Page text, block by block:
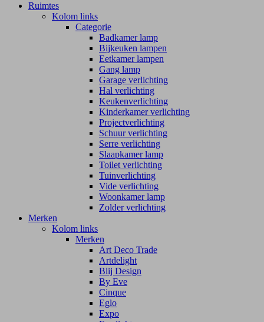
Ruimtes
Kolom links
Categorie
Badkamer lamp
Bijkeuken lampen
Eetkamer lampen
Gang lamp
Garage verlichting
Hal verlichting
Keukenverlichting
Kinderkamer verlichting
Projectverlichting
Schuur verlichting
Serre verlichting
Slaapkamer lamp
Toilet verlichting
Tuinverlichting
Vide verlichting
Woonkamer lamp
Zolder verlichting
Merken
Kolom links
Merken
Art Deco Trade
Artdelight
Blij Design
By Eve
Cinque
Eglo
Expo